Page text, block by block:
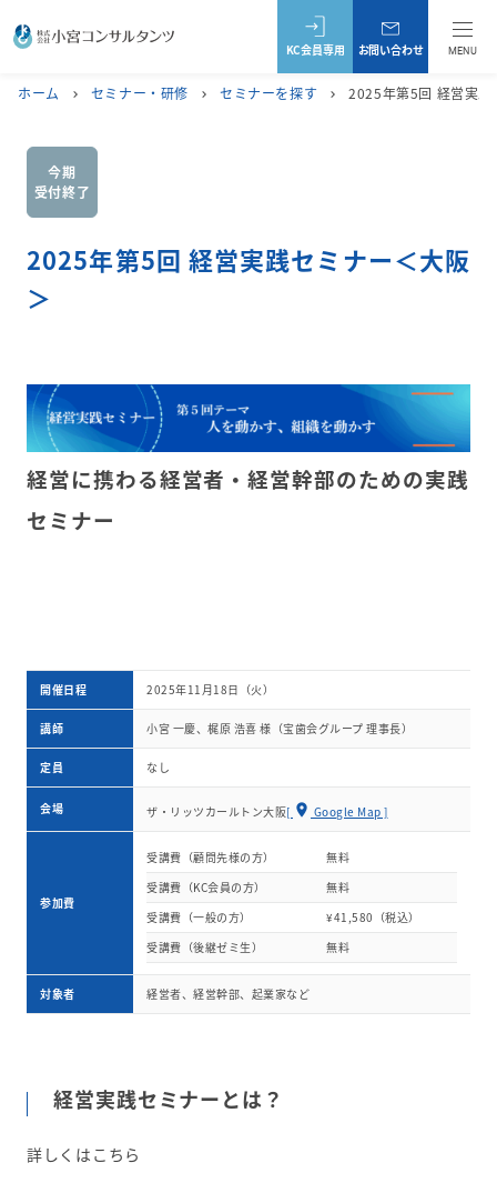
MENU
KC会員専用 お問い合わせ
ホーム chevron_right セミナー・研修 chevron_right セミナーを探す chevron_right 2025年第5回 経営実践
今期
受付終了
2025年第5回 経営実践セミナー＜大阪
＞
経営に携わる経営者・経営幹部のための実践
セミナー
開催日程 2025年11月18日（火）
講師 小宮 一慶、梶原 浩喜 様（宝歯会グループ 理事長）
定員 なし
会場 ザ・リッツカールトン大阪[ location_on Google Map ]
参加費
受講費（顧問先様の方）
無料
受講費（KC会員の方）
無料
受講費（一般の方）
¥41,580（税込）
受講費（後継ゼミ生）
無料
対象者 経営者、経営幹部、起業家など
経営実践セミナーとは？
詳しくはこちら